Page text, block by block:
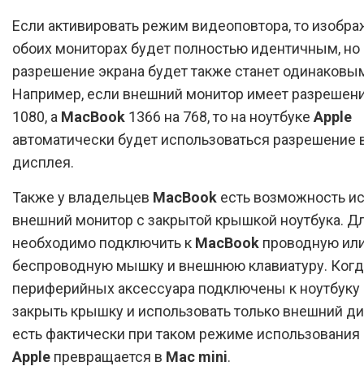
Если активировать режим видеоповтора, то
обоих мониторах будет полностью идентичным, но
разрешение экрана будет также станет
Например, если внешний монитор имеет
1080, а MacBook 1366 на 768, то на ноутбуке Apple
автоматически будет использоваться разрешение
дисплея.
Также у владельцев MacBook есть возможность
внешний монитор с закрытой крышкой ноутбука.
необходимо подключить к MacBook проводную
беспроводную мышку и внешнюю клавиатуру.
периферийных аксессуара подключены к
закрыть крышку и использовать только внешний
есть фактически при таком режиме использования
Apple превращается в Mac mini.